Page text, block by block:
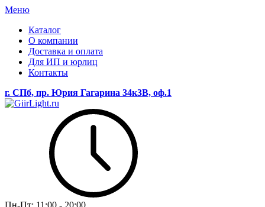
Меню
Каталог
О компании
Доставка и оплата
Для ИП и юрлиц
Контакты
г. СПб, пр. Юрия Гагарина 34к3В, оф.1
Пн-Пт: 11:00 - 20:00